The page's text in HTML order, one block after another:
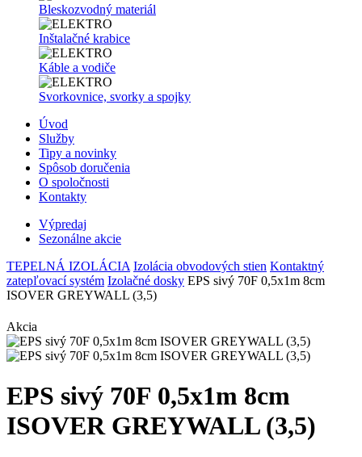
Bleskozvodný materiál
Inštalačné krabice
Káble a vodiče
Svorkovnice, svorky a spojky
Úvod
Služby
Tipy a novinky
Spôsob doručenia
O spoločnosti
Kontakty
Výpredaj
Sezonálne akcie
TEPELNÁ IZOLÁCIA Izolácia obvodových stien Kontaktný
zatepľovací systém Izolačné dosky EPS sivý 70F 0,5x1m 8cm
ISOVER GREYWALL (3,5)
Akcia
EPS sivý 70F 0,5x1m 8cm
ISOVER GREYWALL (3,5)